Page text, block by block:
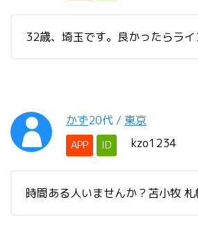
32歳、埼玉です。良かったらラ
かず20代 / 東京
APP ID kzo1234
時間ある人いませんか？苫小牧